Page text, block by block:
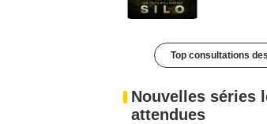
Top consultations
Nouvelles séries
attendues